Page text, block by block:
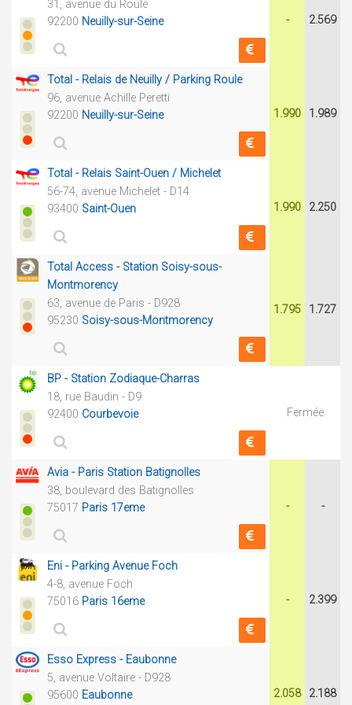
31, avenue du Roule
92200 Neuilly-sur-Seine - 2.569
Total - Relais de Neuilly / Parking Roule
96, avenue Achille Peretti
92200 Neuilly-sur-Seine 1.990 1.989
Total - Relais Saint-Ouen / Michelet
56-74, avenue Michelet - D14
93400 Saint-Ouen 1.990 2.250
Total Access - Station Soisy-sous-
Montmorency
63, avenue de Paris - D928
95230 Soisy-sous-Montmorency
1.795 1.727
BP - Station Zodiaque-Charras
18, rue Baudin - D9
92400 Courbevoie Fermée
Avia - Paris Station Batignolles
38, boulevard des Batignolles
75017 Paris 17eme - -
Eni - Parking Avenue Foch
4-8, avenue Foch
75016 Paris 16eme - 2.399
Esso Express - Eaubonne
5, avenue Voltaire - D928
95600 Eaubonne 2.058 2.188